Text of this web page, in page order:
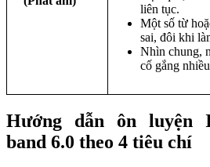
liên tục.
Một số từ
sai, đôi khi
Nhìn chung,
cố gắng
Hướng dẫn ôn luyện
band 6.0 theo 4 tiêu chí